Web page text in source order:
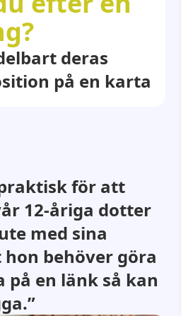
deras
på en karta
för att
12-åriga dotter
med sina
behöver göra
på en länk så kan